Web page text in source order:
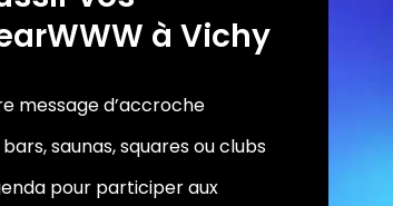
à Vichy
message d’accroche
saunas, squares ou clubs
pour participer aux